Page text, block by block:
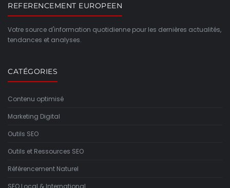
REFERENCEMENT EUROPEEN
Votre source d'information quotidienne pour les dernières actualités,
tendances et analyses.
CATÉGORIES
Contenu optimisé
Marketing Digital
Outils SEO
Outils et Ressources SEO
Référencement Naturel
SEO Local & International